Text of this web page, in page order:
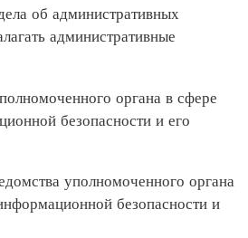
об административных
административные
органа в сфере
безопасности и его
уполномоченного органа
безопасности и